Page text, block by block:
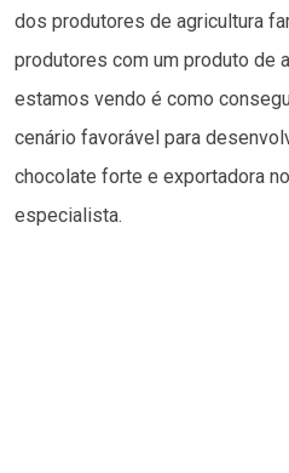
dos produtores de agricultura
produtores com um produto de
estamos vendo é como
cenário favorável para
chocolate forte e exportadora
especialista.